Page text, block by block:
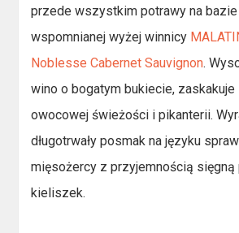
przede wszystkim potrawy na
wspomnianej wyżej winnicy
Noblesse Cabernet Sauvignon.
wino o bogatym bukiecie,
owocowej świeżości i pikanterii.
długotrwały posmak na języku
mięsożercy z przyjemnością sięgną
kieliszek.